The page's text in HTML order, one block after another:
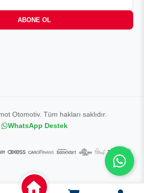
ABONE OL
Otomotiv. Tüm hakları saklıdır.
WhatsApp Destek